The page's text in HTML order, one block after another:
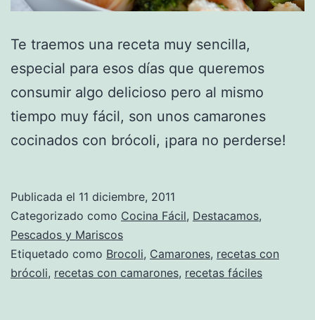
Te traemos una receta muy sencilla,
especial para esos días que queremos
consumir algo delicioso pero al mismo
tiempo muy fácil, son unos camarones
cocinados con brócoli, ¡para no perderse!
Publicada el 11 diciembre, 2011
Categorizado como Cocina Fácil, Destacamos,
Pescados y Mariscos
Etiquetado como Brocoli, Camarones, recetas con
brócoli, recetas con camarones, recetas fáciles